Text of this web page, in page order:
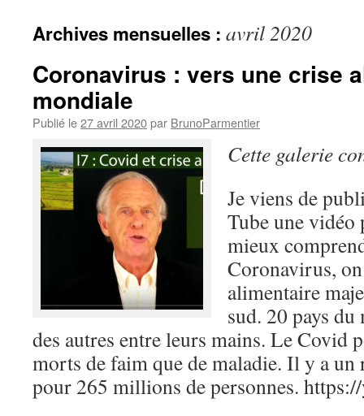
Archives mensuelles : avril 2020
Coronavirus : vers une crise
mondiale
Publié le27 avril 2020par BrunoParmentier
Cette galerie
Je viens de
Tube une vidéo
mieux
Coronavirus,
alimentaire
sud. 20 pays
des autres entre leurs mains. Le Covid
morts de faim que de maladie. Il y a un
pour 265 millions de personnes.